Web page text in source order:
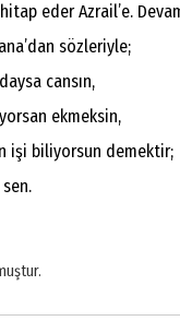
eder Azrail’e.
sözleriyle;
cansın,
ekmeksin,
işi biliyorsun demektir;